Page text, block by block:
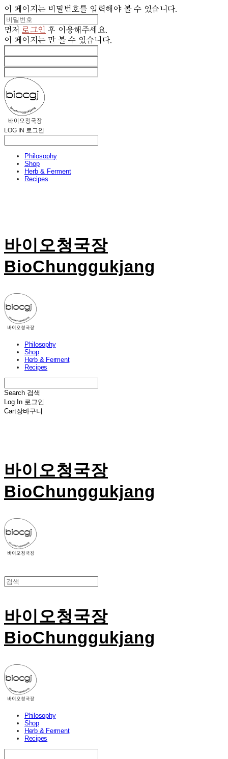
이 페이지는 비밀번호를 입력해야 볼 수 있습니다.
먼저 로그인 후 이용해주세요.
이 페이지는만 볼 수 있습니다.
LOG IN 로그인
Philosophy
Shop
Herb & Ferment
Recipes
바이오청국장
BioChunggukjang
Philosophy
Shop
Herb & Ferment
Recipes
Search 검색
Log In 로그인
Cart장바구니
바이오청국장
BioChunggukjang
바이오청국장
BioChunggukjang
Philosophy
Shop
Herb & Ferment
Recipes